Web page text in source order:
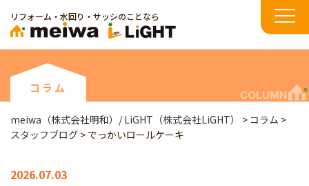
リフォーム・水回り・サッシのことなら
コラム
COLUMN
meiwa（株式会社明和）/ LiGHT（株式会社LiGHT） > コラム >
スタッフブログ > でっかいロールケーキ
2026.07.03